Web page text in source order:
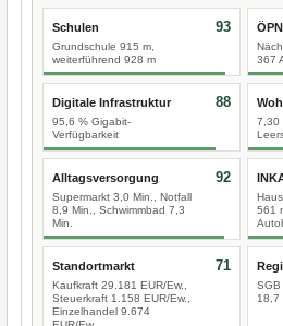
Schulen
Grundschule 915 m,
weiterführend 928 m
93
367
Digitale Infrastruktur
95,6 % Gigabit-
Verfügbarkeit
88
7,30
Alltagsversorgung
Supermarkt 3,0 Min., Notfall
8,9 Min., Schwimmbad 7,3
Min.
92
561
Standortmarkt
Kaufkraft 29.181 EUR/Ew.,
Steuerkraft 1.158 EUR/Ew.,
Einzelhandel 9.674
71
SGB
18,7